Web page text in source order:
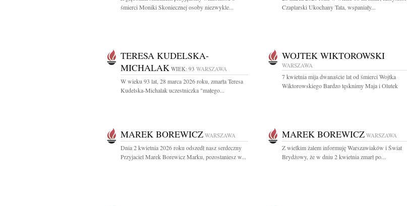
śmierci Moniki Skoniecznej osoby niezwykle...
Czaplarski Ukochany Tata, wspaniały...
TERESA KUDELSKA-
MICHALAK WIEK: 93 WARSZAWA
W wieku 93 lat, 28 marca 2026 roku, zmarła Teresa
Kudelska-Michalak uczestniczka "małego...
WOJTEK WIKTOROWSKI
WARSZAWA
7 kwietnia mija dwanaście lat od śmierci Wojtka
Wiktorowskiego Bardzo tęsknimy Maja i Olutek
MAREK BOREWICZ WARSZAWA
Dnia 2 kwietnia 2026 roku odszedł nasz serdeczny
Przyjaciel Marek Borewicz Marku, pozostaniesz w...
MAREK BOREWICZ WARSZAWA
Z wielkim żalem informuję Warszawiaków i Świat
Brydżowy, że w dniu 2 kwietnia zmarł po...